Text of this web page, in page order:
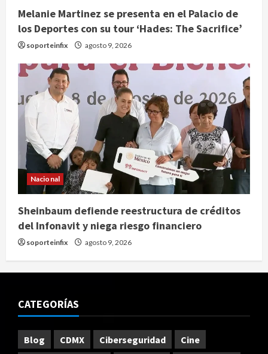
Melanie Martinez se presenta en el Palacio de
los Deportes con su tour ‘Hades: The Sacrifice’
soporteinfix agosto 9, 2026
Nacional
Sheinbaum defiende reestructura de créditos
del Infonavit y niega riesgo financiero
soporteinfix agosto 9, 2026
CATEGORÍAS
Blog CDMX Ciberseguridad
Cine